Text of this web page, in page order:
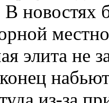
новостях
элита не